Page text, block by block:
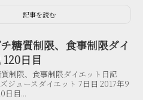
記事を読む
糖質制限、食事制限ダイ
日目
制限、食事制限ダイエット日記
ジュースダイエット 7日目 2017年9
日目...